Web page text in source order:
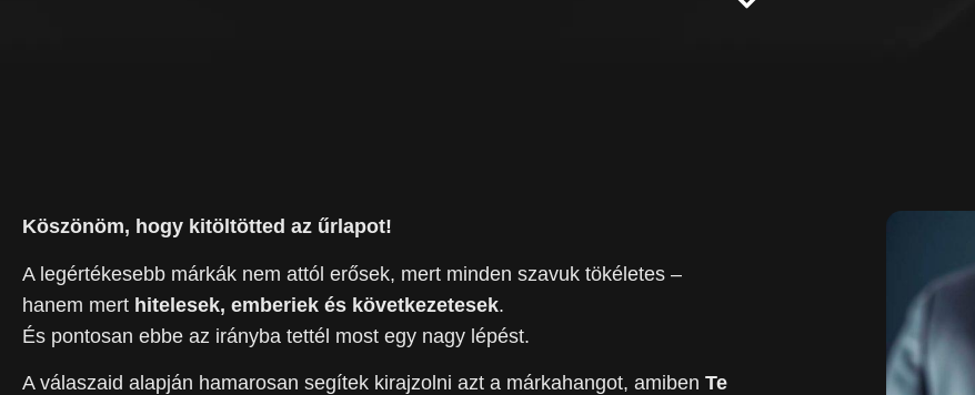
Köszönöm, hogy kitöltötted az űrlapot!
A legértékesebb márkák nem attól erősek, mert minden szavuk tökéletes –
hanem mert hitelesek, emberiek és következetesek.
És pontosan ebbe az irányba tettél most egy nagy lépést.
A válaszaid alapján hamarosan segítek kirajzolni azt a márkahangot, amiben Te